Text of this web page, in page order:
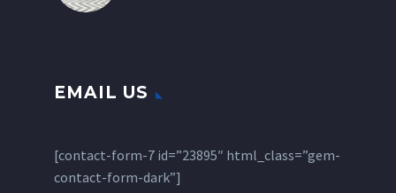
EMAIL US
[contact-form-7 id=”23895″ html_class=”gem-
contact-form-dark”]